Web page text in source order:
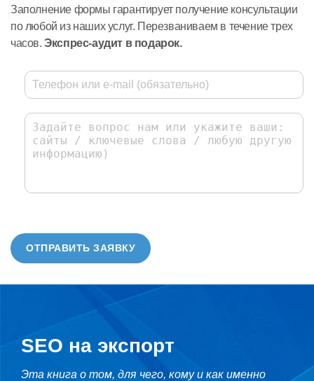
Заполнение формы гарантирует получение консультации
по любой из наших услуг. Перезваниваем в течение трех
часов.Экспрес-аудит в подарок.
ОТПРАВИТЬ ЗАЯВКУ
SEO на экспорт
Эта книга о том, для чего, кому и как именно